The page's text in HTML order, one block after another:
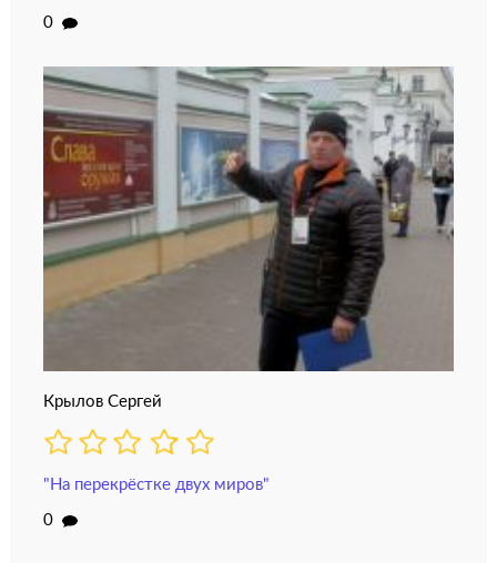
0
Крылов Сергей
"На перекрёстке двух миров"
0